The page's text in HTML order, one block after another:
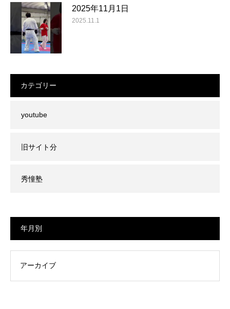
2025年11月1日
2025.11.1
カテゴリー
youtube
旧サイト分
秀憧塾
年月別